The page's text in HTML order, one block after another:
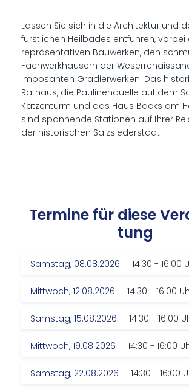
Lassen Sie sich in die Architektur und
fürstlichen Heilbades entführen, vorbei
repräsentativen Bauwerken, den
Fachwerkhäusern der
imposanten Gradierwerken. Das
Rathaus, die Paulinenquelle auf dem
Katzenturm und das Haus Backs am
sind spannende Stationen auf Ihrer
der historischen Salzsiederstadt.
Ter­mi­ne für die­se
tung
Samstag, 08.08.2026 14:30 - 16:00
Mittwoch, 12.08.2026 14:30 - 16:00
Samstag, 15.08.2026 14:30 - 16:00
Mittwoch, 19.08.2026 14:30 - 16:00
Samstag, 22.08.2026 14:30 - 16:00